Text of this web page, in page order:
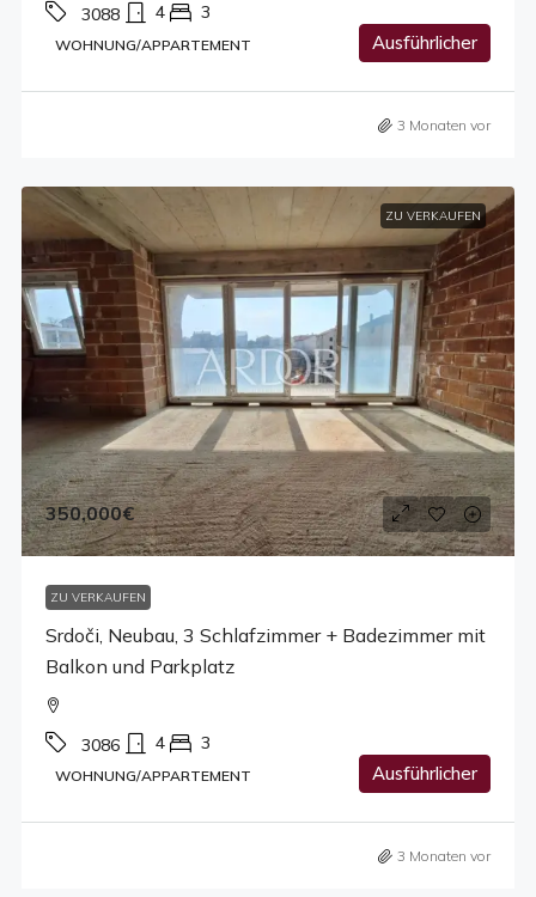
3088 4 3
WOHNUNG/APPARTEMENT Ausführlicher
3 Monaten vor
ZU VERKAUFEN
350,000€
ZU VERKAUFEN
Srdoči, Neubau, 3 Schlafzimmer + Badezimmer mit
Balkon und Parkplatz
3086 4 3
WOHNUNG/APPARTEMENT Ausführlicher
3 Monaten vor